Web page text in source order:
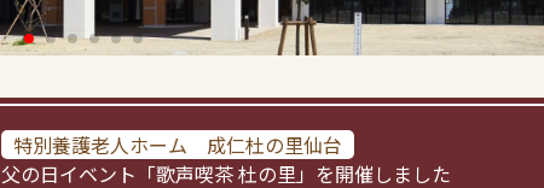
特別養護老人ホーム 成仁杜の里仙台
父の日イベント「歌声喫茶 杜の里」を開催しました